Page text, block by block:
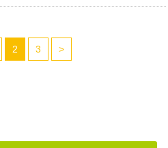
2 3 >